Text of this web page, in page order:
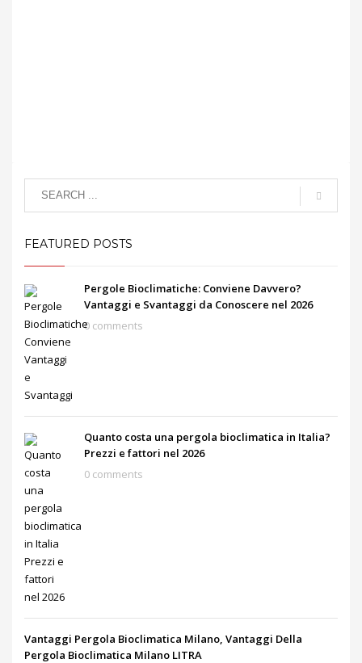
FEATURED POSTS
Pergole Bioclimatiche: Conviene Davvero?
Vantaggi e Svantaggi da Conoscere nel 2026
0 comments
Quanto costa una pergola bioclimatica in Italia?
Prezzi e fattori nel 2026
0 comments
Vantaggi Pergola Bioclimatica Milano, Vantaggi Della
Pergola Bioclimatica Milano LITRA